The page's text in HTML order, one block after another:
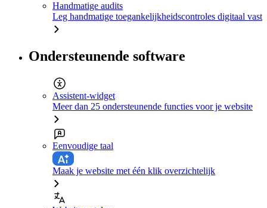
Handmatige audits
Leg handmatige toegankelijkheidscontroles digitaal vast
Ondersteunende software
Assistent-widget
Meer dan 25 ondersteunende functies voor je website
Eenvoudige taal
Maak je website met één klik overzichtelijk